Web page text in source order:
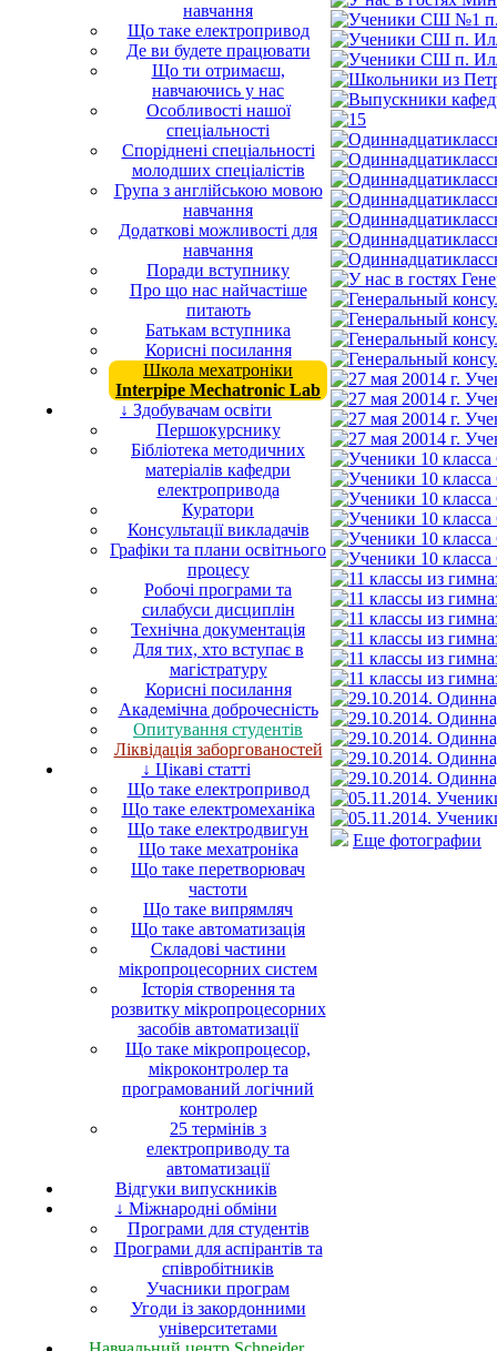
навчання
Що таке електропривод
Де ви будете працювати
Що ти отримаєш,
навчаючись у нас
Особливості нашої
спеціальності
Споріднені спеціальності
молодших спеціалістів
Група з англійською мовою
навчання
Додаткові можливості для
навчання
Поради вступнику
Про що нас найчастіше
питають
Батькам вступника
Корисні посилання
Школа мехатроніки
Interpipe Mechatronic Lab
↓ Здобувачам освіти
Першокурснику
Бібліотека методичних
матеріалів кафедри
електропривода
Куратори
Консультації викладачів
Графіки та плани освітнього
процесу
Робочі програми та
силабуси дисциплін
Технічна документація
Для тих, хто вступає в
магістратуру
Корисні посилання
Академічна доброчесність
Опитування студентів
Ліквідація заборгованостей
↓ Цікаві статті
Що таке електропривод
Що таке електромеханіка
Що таке електродвигун
Що таке мехатроніка
Що таке перетворювач
частоти
Що таке випрямляч
Що таке автоматизація
Складові частини
мікропроцесорних систем
Історія створення та
розвитку мікропроцесорних
засобів автоматизації
Що таке мікропроцесор,
мікроконтролер та
програмований логічний
контролер
25 термінів з
електроприводу та
автоматизації
Відгуки випускників
↓ Міжнародні обміни
Програми для студентів
Програми для аспірантів та
співробітників
Учасники програм
Угоди із закордонними
університетами
Еще фотографии